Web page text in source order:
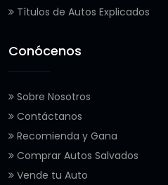
Títulos de Autos Explicados
Conócenos
Sobre Nosotros
Contáctanos
Recomienda y Gana
Comprar Autos Salvados
Vende tu Auto